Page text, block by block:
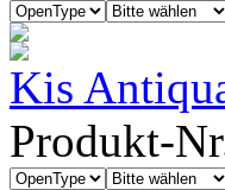
Kis
Produkt-